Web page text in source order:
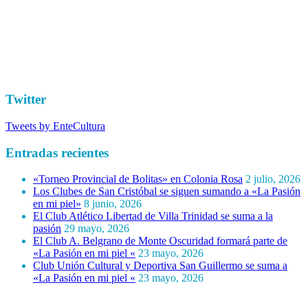
Twitter
Tweets by EnteCultura
Entradas recientes
«Torneo Provincial de Bolitas» en Colonia Rosa 2 julio, 2026
Los Clubes de San Cristóbal se siguen sumando a «La Pasión
en mi piel» 8 junio, 2026
El Club Atlético Libertad de Villa Trinidad se suma a la
pasión 29 mayo, 2026
El Club A. Belgrano de Monte Oscuridad formará parte de
«La Pasión en mi piel « 23 mayo, 2026
Club Unión Cultural y Deportiva San Guillermo se suma a
«La Pasión en mi piel « 23 mayo, 2026